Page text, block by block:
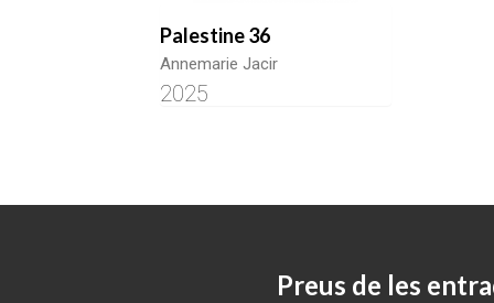
Palestine 36
Annemarie Jacir
2025
Preus de les